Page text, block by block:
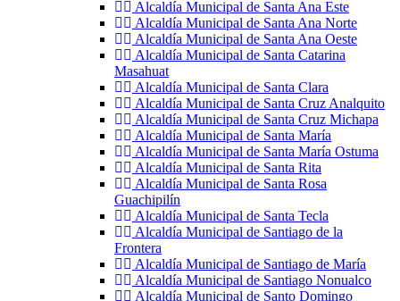
Alcaldía Municipal de Santa Ana Este
Alcaldía Municipal de Santa Ana Norte
Alcaldía Municipal de Santa Ana Oeste
Alcaldía Municipal de Santa Catarina
Masahuat
Alcaldía Municipal de Santa Clara
Alcaldía Municipal de Santa Cruz Analquito
Alcaldía Municipal de Santa Cruz Michapa
Alcaldía Municipal de Santa María
Alcaldía Municipal de Santa María Ostuma
Alcaldía Municipal de Santa Rita
Alcaldía Municipal de Santa Rosa
Guachipilín
Alcaldía Municipal de Santa Tecla
Alcaldía Municipal de Santiago de la
Frontera
Alcaldía Municipal de Santiago de María
Alcaldía Municipal de Santiago Nonualco
Alcaldía Municipal de Santo Domingo